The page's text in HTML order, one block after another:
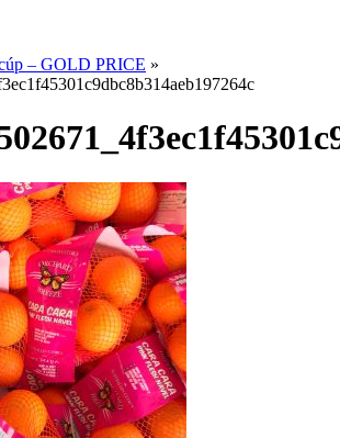
– GOLD PRICE »